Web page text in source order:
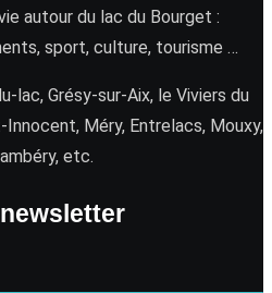
autour du lac du Bourget :
sport, culture, tourisme …
lac, Grésy-sur-Aix, le Viviers du
Méry, Entrelacs, Mouxy,
etc.